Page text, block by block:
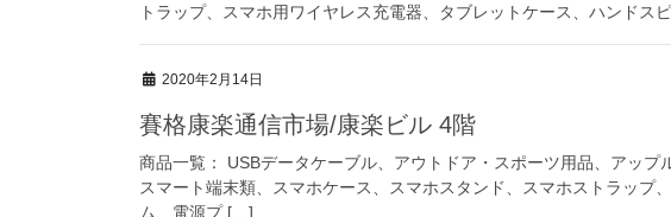
トラップ、スマホ用ワイヤレス充電器、タブレットケース、ハンドス
2020年2月14日
賽格康楽通信市場/康楽ビル 4階
商品一覧： USBデータケーブル、アウトドア・スポーツ用品、アップ
スマート端末類、スマホケース、スマホスタンド、スマホストラップ
ム、電源プ […]